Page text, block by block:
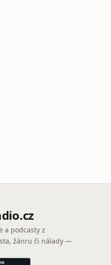
a podcasty z
žánru či nálady —